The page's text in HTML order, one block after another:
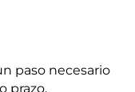
paso necesario
prazo.